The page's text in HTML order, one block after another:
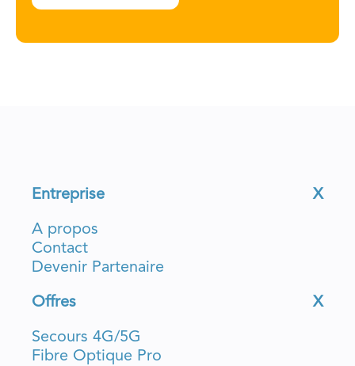
Entreprise X
A propos
Contact
Devenir Partenaire
Offres X
Secours 4G/5G
Fibre Optique Pro